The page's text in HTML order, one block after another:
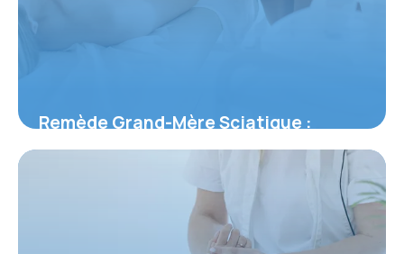
Remède Grand-Mère Sciatique :
Solutions